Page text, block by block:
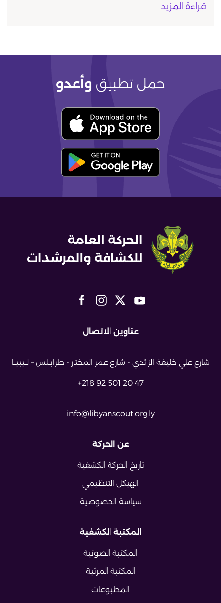
قراءة المزيد
حمل تطبيق وأعدو
عناوين الاتصال
شارع علي خليفة الزائدي - شارع عمر المختار - طرابــلس – لــيبيــا
+218 92 501 20 47
info@libyanscout.org.ly
عن الحركة
تاريخ الحركة الكشفية
الهيكل التنظيمي
سياسة الخصوصية
المكتبة الكشفية
المكتبة الصوتية
المكتبة المرئية
المطبوعات